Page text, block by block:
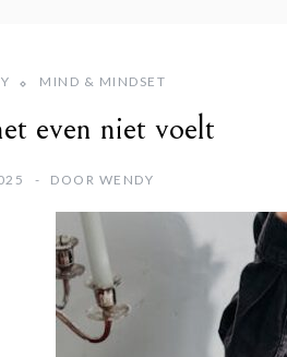
MIND & MINDSET
even niet voelt
DOOR WENDY